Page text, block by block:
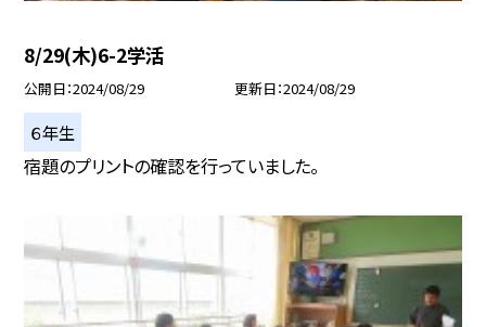
8/29(木)6-2学活
公開日 2024/08/29 更新日 2024/08/29
６年生
宿題のプリントの確認を行っていました。